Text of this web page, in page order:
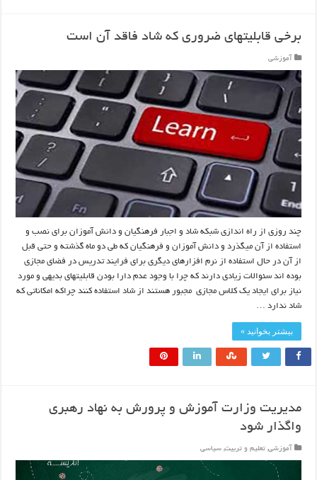
برخی قابلیتهای ضروری که شاد فاقد آن است
آموزشی
چند روزی از راه اندازی شبکه شاد و اجبار فرهنگیان و دانش آموزان برای نصب و
استفاده از آن میگذرد و دانش آموزان و فرهنگیان که طی دو ماه گذشته و حتی قبل
از آن در حال استفاده از نرم افزارهای دیگری برای فرایند تدریس در فضای مجازی
بوده اند سئوالات زیادی دارند که چرا با وجود عدم دارا بودن قابلیتهای بدیهی و مورد
نیاز برای ایجاد یک کلاس مجازی مجبور هستند از شاد استفاده کنند چراکه امکاناتی که
شاد ندارد …
بیشتر بخوانید »
مدیریت وزارت آموزش و پرورش به نهاد رهبری
واگذار شود
آموزشی, تعلیم و تربیت, سیاسی